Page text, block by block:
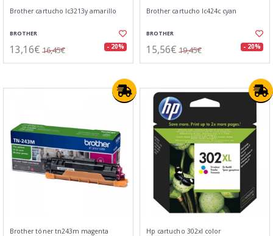
Brother cartucho lc3213y amarillo
BROTHER
13,16€ 16,45€ - 20%
Brother cartucho lc424c cyan
BROTHER
15,56€ 19,45€ - 20%
Brother tóner tn243m magenta Hp cartucho 302xl color